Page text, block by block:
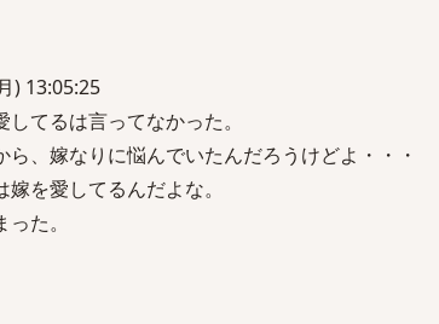
) 13:05:25
てるは言ってなかった。
、嫁なりに悩んでいたんだろうけどよ・・・
を愛してるんだよな。
た。